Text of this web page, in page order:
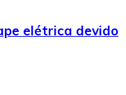
elétrica devido